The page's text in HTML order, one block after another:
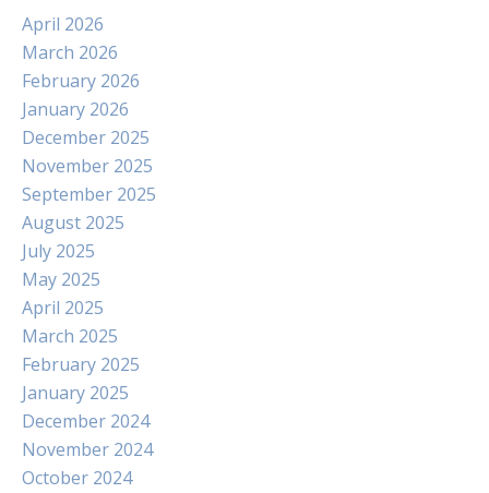
April 2026
March 2026
February 2026
January 2026
December 2025
November 2025
September 2025
August 2025
July 2025
May 2025
April 2025
March 2025
February 2025
January 2025
December 2024
November 2024
October 2024